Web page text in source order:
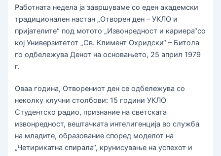
Работната недела ја завршуваме со еден академски
традиционален настан „Отворен ден – УКЛО и
пријателите“ под мотото „Извонредност и кариера“со
кој Универзитетот „Св. Климент Охридски“ – Битола
го одбележува Денот на основањето, 25 април 1979
г.
Оваа година, Отворениот ден се одбележува со
неколку клучни столбови: 15 години УКЛО
Студентско радио, признание на светската
извонредност, вештачката интелигенција во служба
на младите, образование според моделот на
„Четирикатна спирала“, крунисување на успехот и